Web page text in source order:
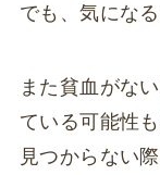
でも、気にな
また貧血がな
ている可能性
見つからない